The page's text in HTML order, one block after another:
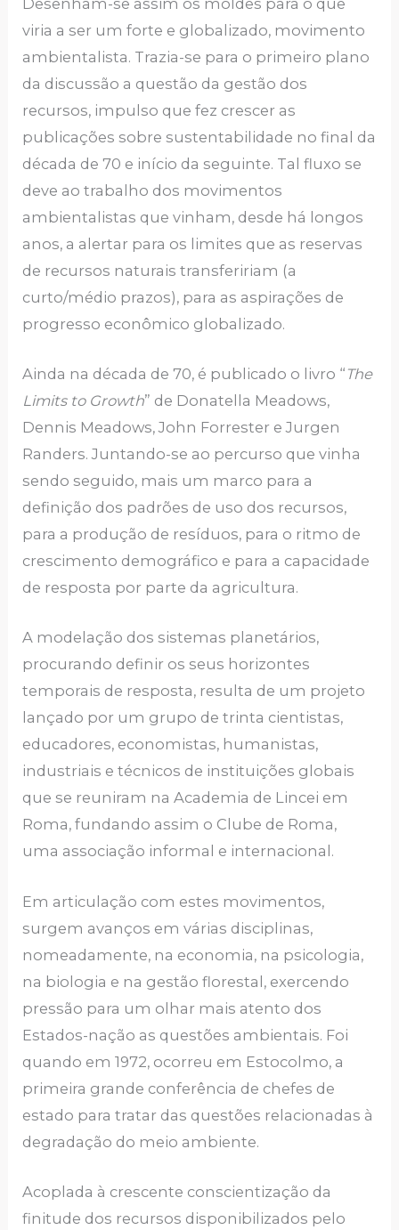
viria a ser um forte e globalizado, movimento
ambientalista. Trazia-se para o primeiro plano
da discussão a questão da gestão dos
recursos, impulso que fez crescer as
publicações sobre sustentabilidade no final da
década de 70 e início da seguinte. Tal fluxo se
deve ao trabalho dos movimentos
ambientalistas que vinham, desde há longos
anos, a alertar para os limites que as reservas
de recursos naturais transfeririam (a
curto/médio prazos), para as aspirações de
progresso econômico globalizado.
Ainda na década de 70, é publicado o livro “ The
Limits to Growth” de Donatella Meadows,
Dennis Meadows, John Forrester e Jurgen
Randers. Juntando-se ao percurso que vinha
sendo seguido, mais um marco para a
definição dos padrões de uso dos recursos,
para a produção de resíduos, para o ritmo de
crescimento demográfico e para a capacidade
de resposta por parte da agricultura.
A modelação dos sistemas planetários,
procurando definir os seus horizontes
temporais de resposta, resulta de um projeto
lançado por um grupo de trinta cientistas,
educadores, economistas, humanistas,
industriais e técnicos de instituições globais
que se reuniram na Academia de Lincei em
Roma, fundando assim o Clube de Roma,
uma associação informal e internacional.
Em articulação com estes movimentos,
surgem avanços em várias disciplinas,
nomeadamente, na economia, na psicologia,
na biologia e na gestão florestal, exercendo
pressão para um olhar mais atento dos
Estados-nação as questões ambientais. Foi
quando em 1972, ocorreu em Estocolmo, a
primeira grande conferência de chefes de
estado para tratar das questões relacionadas à
degradação do meio ambiente.
Acoplada à crescente conscientização da
finitude dos recursos disponibilizados pelo